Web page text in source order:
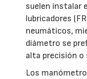
suelen instalar
lubricadores
neumáticos,
diámetro se
alta precisión
Los